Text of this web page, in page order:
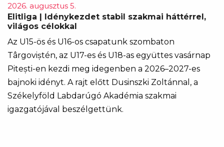
2026. augusztus 5.
Elitliga | Idénykezdet stabil szakmai háttérrel,
világos célokkal
Az U15-ös és U16-os csapatunk szombaton
Târgoviștén, az U17-es és U18-as együttes vasárnap
Pitești-en kezdi meg idegenben a 2026–2027-es
bajnoki idényt. A rajt előtt Dusinszki Zoltánnal, a
Székelyföld Labdarúgó Akadémia szakmai
igazgatójával beszélgettünk.